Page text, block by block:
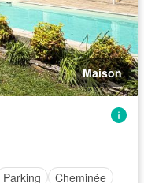
Maison
Parking Cheminée